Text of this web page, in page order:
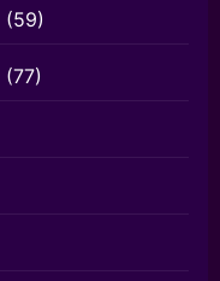
(59)
(77)